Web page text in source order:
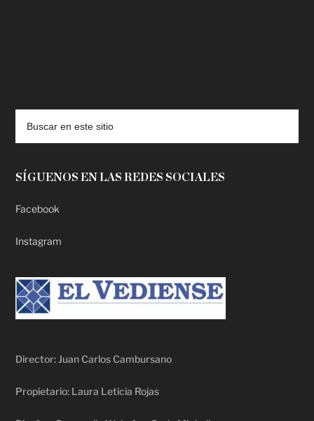
SÍGUENOS EN LAS REDES SOCIALES
Facebook
Instagram
Director: Juan Carlos Cambursano
Propietario: Laura Leticia Rojas